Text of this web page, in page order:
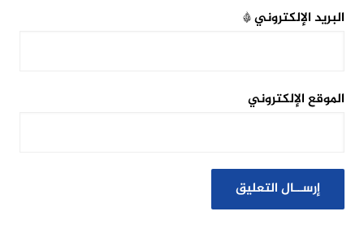
البريد الإلكتروني*
الموقع الإلكتروني